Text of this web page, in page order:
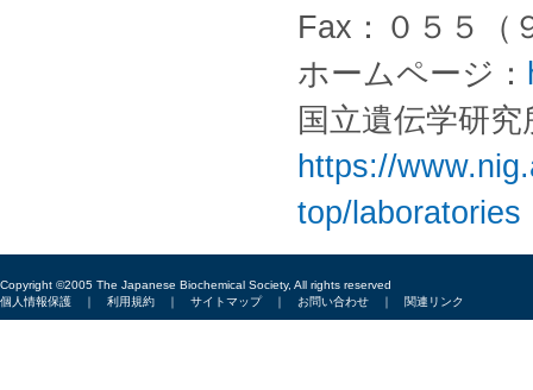
Fax：０５５（
ホームページ：
国立遺伝学研
https://
top/laboratories
Copyright ©2005 The Japanese Biochemical Society, All rights reserved
個人情報保護 ｜ 利用規約 ｜ サイトマップ｜ お問い合わせ ｜ 関連リンク